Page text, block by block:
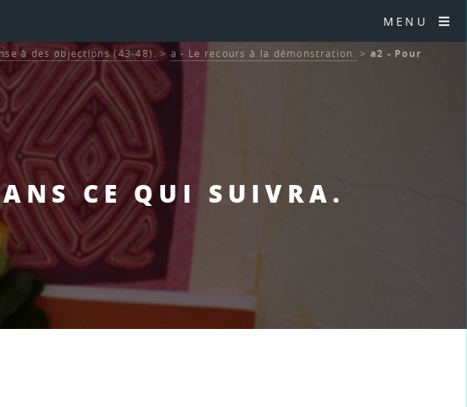
MENU
CE QUI SUIVRA.
à des objections (43-48). > a - Le recours à la démonstration. > a2 - Pour